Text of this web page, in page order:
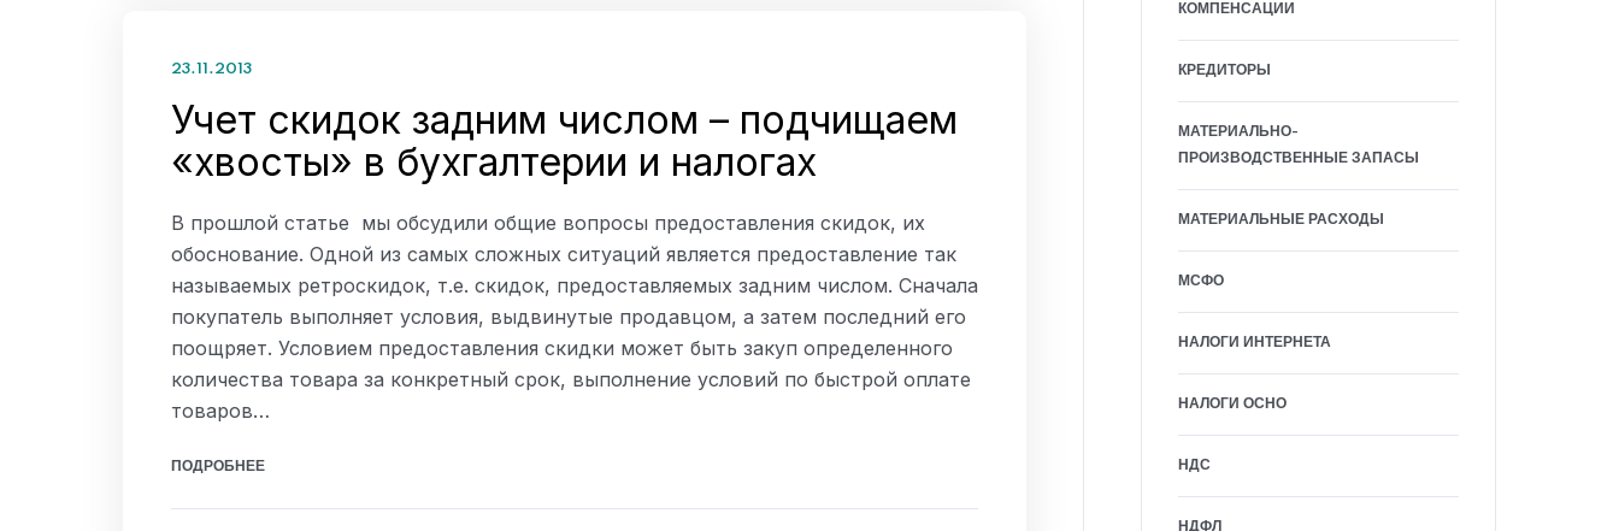
23.11.2013
Учет скидок задним числом – подчищаем
«хвосты» в бухгалтерии и налогах
В прошлой статье мы обсудили общие вопросы предоставления скидок, их
обоснование. Одной из самых сложных ситуаций является предоставление так
называемых ретроскидок, т.е. скидок, предоставляемых задним числом. Сначала
покупатель выполняет условия, выдвинутые продавцом, а затем последний его
поощряет. Условием предоставления скидки может быть закуп определенного
количества товара за конкретный срок, выполнение условий по быстрой оплате
товаров…
ПОДРОБНЕЕ
КОМПЕНСАЦИИ
КРЕДИТОРЫ
МАТЕРИАЛЬНО-
ПРОИЗВОДСТВЕННЫЕ ЗАПАСЫ
МАТЕРИАЛЬНЫЕ РАСХОДЫ
МСФО
НАЛОГИ ИНТЕРНЕТА
НАЛОГИ ОСНО
НДС
НДФЛ